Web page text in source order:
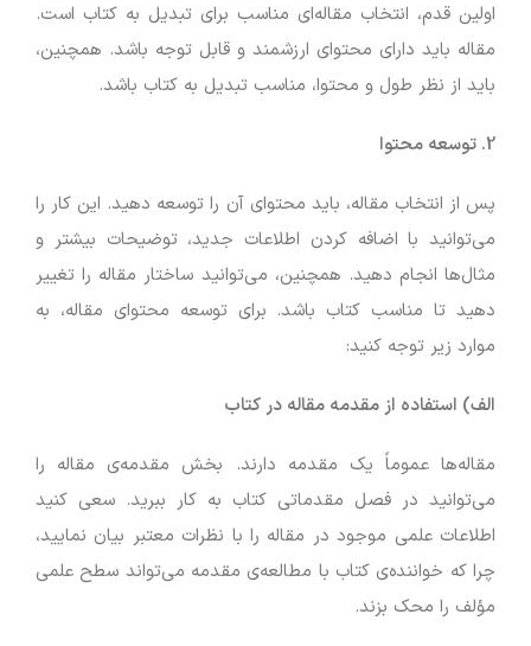
اولین قدم، انتخاب مقاله‌ای مناسب برای تبدیل به کتاب است.
مقاله باید دارای محتوای ارزشمند و قابل ‌توجه باشد. همچنین،
باید از نظر طول و محتوا، مناسب تبدیل به کتاب باشد.
2. توسعه محتوا
پس از انتخاب مقاله، باید محتوای آن را توسعه دهید. این کار را
می‌توانید با اضافه کردن اطلاعات جدید، توضیحات بیشتر و
مثال‌ها انجام دهید. همچنین، می‌توانید ساختار مقاله را تغییر
دهید تا مناسب کتاب باشد. برای توسعه محتوای مقاله، به
موارد زیر توجه کنید:
الف) استفاده از مقدمه مقاله در کتاب
مقاله‌ها عموماً یک مقدمه دارند. بخش مقدمه‌ی مقاله را
می‌توانید در فصل مقدماتی کتاب به کار ببرید. سعی کنید
اطلاعات علمی موجود در مقاله را با نظرات معتبر بیان نمایید،
چرا که خواننده‌ی کتاب با مطالعه‌ی مقدمه می‌تواند سطح علمی
مؤلف را محک بزند.